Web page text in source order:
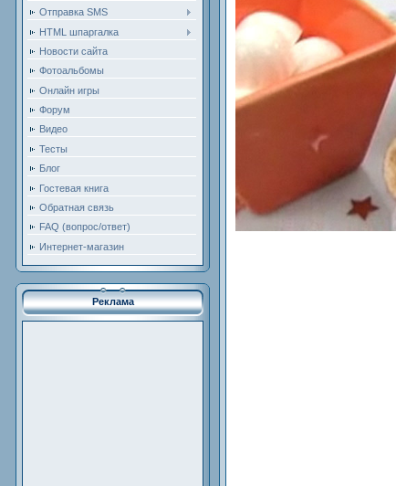
Отправка SMS
HTML шпаргалка
Новости сайта
Фотоальбомы
Онлайн игры
Форум
Видео
Тесты
Блог
Гостевая книга
Обратная связь
FAQ (вопрос/ответ)
Интернет-магазин
Реклама